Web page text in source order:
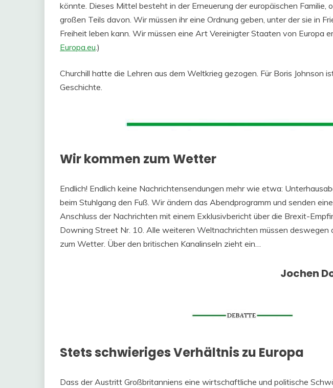
könnte. Dieses Mittel besteht in der Erneuerung der europäischen Familie,
großen Teils davon. Wir müssen ihr eine Ordnung geben, unter der sie in
Freiheit leben kann. Wir müssen eine Art Vereinigter Staaten von Europa
Europa.eu.)
Churchill hatte die Lehren aus dem Weltkrieg gezogen. Für Boris Johnson
Geschichte.
Wir kommen zum Wetter
Endlich! Endlich keine Nachrichtensendungen mehr wie etwa:
beim Stuhlgang den Fuß. Wir ändern das Abendprogramm und senden
Anschluss der Nachrichten mit einem Exklusivbericht über die Brexit-
Downing Street Nr. 10. Alle weiteren Weltnachrichten müssen deswegen
zum Wetter. Über den britischen Kanalinseln zieht ein…
Jochen
Stets schwieriges Verhältnis zu Europa
Dass der Austritt Großbritanniens eine wirtschaftliche und politische